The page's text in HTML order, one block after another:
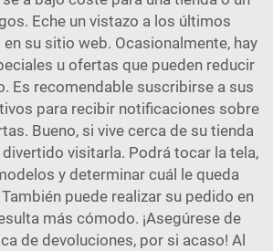
Eche un vistazo a los últimos
su sitio web. Ocasionalmente, hay
u ofertas que pueden reducir
Es recomendable suscribirse a sus
para recibir notificaciones sobre
Bueno, si vive cerca de su tienda
visitarla. Podrá tocar la tela,
y determinar cuál le queda
puede realizar su pedido en
más cómodo. ¡Asegúrese de
de devoluciones, por si acaso! Al